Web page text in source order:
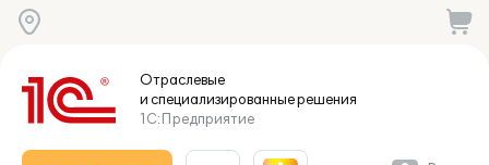
Отраслевые
и специализированныерешения
1С:Предприятие